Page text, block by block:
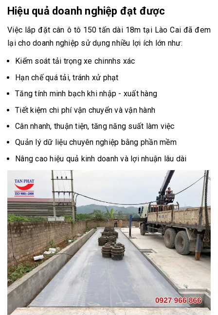
Hiệu quả doanh nghiệp đạt được
Việc lắp đặt cân ô tô 150 tấn dài 18m tại Lào Cai đã đem
lại cho doanh nghiệp sử dụng nhiều lợi ích lớn như:
Kiểm soát tải trọng xe chinnhs xác
Hạn chế quá tải, tránh xử phạt
Tăng tính minh bạch khi nhập - xuất hàng
Tiết kiệm chi phí vận chuyển và vận hành
Cân nhanh, thuận tiện, tăng năng suất làm việc
Quản lý dữ liệu chuyên nghiệp bằng phần mềm
Nâng cao hiệu quả kinh doanh và lợi nhuận lâu dài